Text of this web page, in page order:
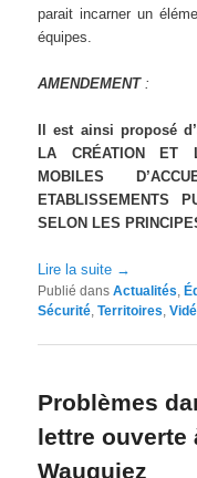
parait incarner un
équipes.
AMENDEMENT:
Il est ainsi proposé
LA CRÉATION ET
MOBILES
ETABLISSEMENTS
SELON LES
Lire la suite →
Publié dans Actualités,
Sécurité,Territoires,
Problèmes
lettre ouverte
Wauquiez